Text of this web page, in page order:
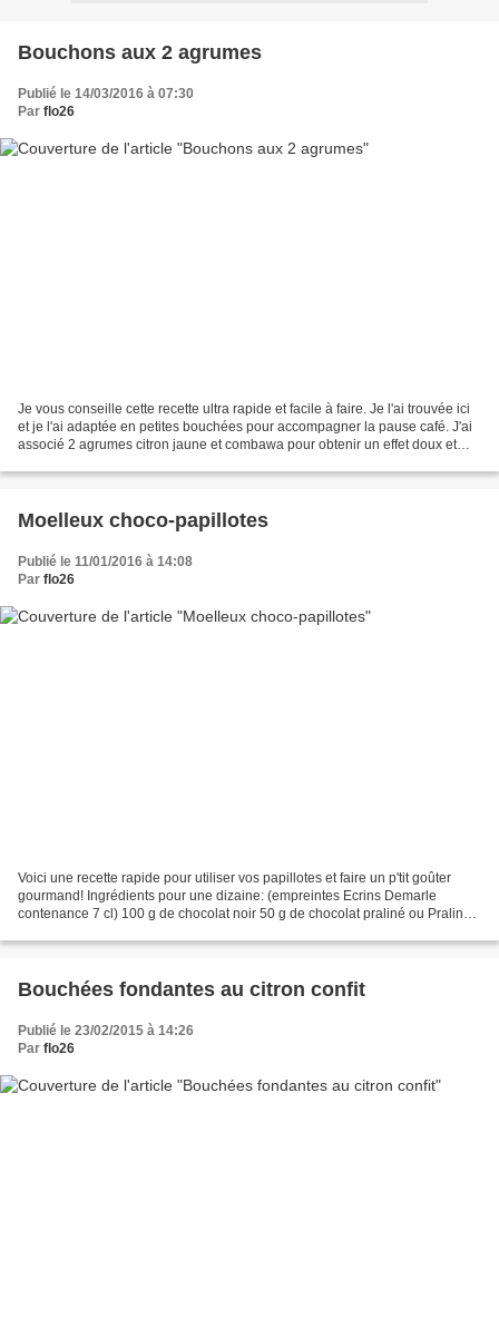
Bouchons aux 2 agrumes
Publié le 14/03/2016 à 07:30
Par flo26
Je vous conseille cette recette ultra rapide et facile à faire. Je l'ai trouvée ici
et je l'ai adaptée en petites bouchées pour accompagner la pause café. J'ai
associé 2 agrumes citron jaune et combawa pour obtenir un effet doux et
Moelleux choco-papillotes
Publié le 11/01/2016 à 14:08
Par flo26
Voici une recette rapide pour utiliser vos papillotes et faire un p'tit goûter
gourmand! Ingrédients pour une dizaine: (empreintes Ecrins Demarle
contenance 7 cl) 100 g de chocolat noir 50 g de chocolat praliné ou Praliné
Bouchées fondantes au citron confit
Publié le 23/02/2015 à 14:26
Par flo26